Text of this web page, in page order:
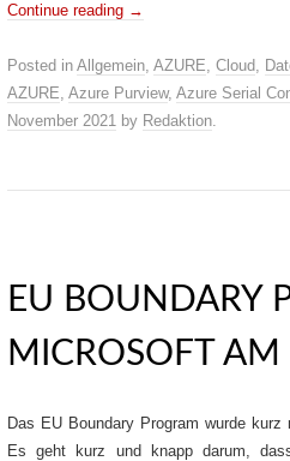
Continue reading →
Posted in Allgemein, AZURE, Cloud,
AZURE, Azure Purview, Azure Serial
November 2021 by Redaktion.
EU BOUNDARY
MICROSOFT
Das EU Boundary Program wurde
Es geht kurz und knapp darum,